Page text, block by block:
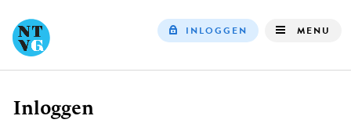
INLOGGEN MENU
Kruimelpad
Inloggen